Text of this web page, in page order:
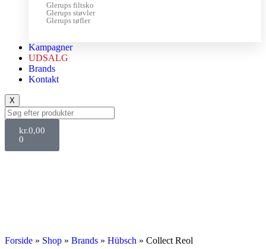
Glerups filtsko
Glerups støvler
Glerups tøfler
Kampagner
UDSALG
Brands
Kontakt
X
kr.0,00
0
Forside » Shop » Brands » Hübsch » Collect Reol